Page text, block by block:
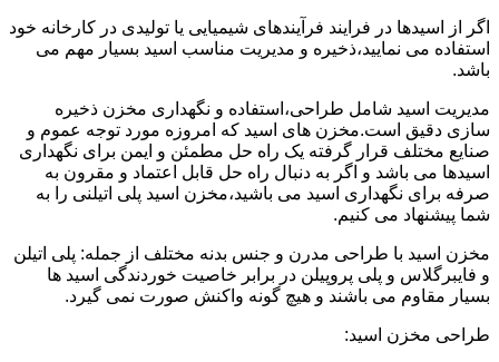
اگر از اسیدها در فرایند فرآیندهای شیمیایی یا تولیدی در کارخانه خود
استفاده می نمایید،ذخیره و مدیریت مناسب اسید بسیار مهم می
باشد.
مدیریت اسید شامل طراحی،استفاده و نگهداری مخزن ذخیره
سازی دقیق است.مخزن های اسید که امروزه مورد توجه عموم و
صنایع مختلف قرار گرفته یک راه حل مطمئن و ایمن برای نگهداری
اسیدها می باشد و اگر به دنبال راه حل قابل اعتماد و مقرون به
صرفه برای نگهداری اسید می باشید،مخزن اسید پلی اتیلنی را به
شما پیشنهاد می کنیم.
مخزن اسید با طراحی مدرن و جنس بدنه مختلف از جمله: پلی اتیلن
و فایبرگلاس و پلی پروپیلن در برابر خاصیت خوردندگی اسید ها
بسیار مقاوم می باشند و هیچ گونه واکنش صورت نمی گیرد.
طراحی مخزن اسید: